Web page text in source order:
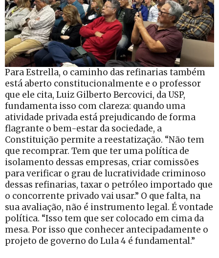
Para Estrella, o caminho das refinarias também
está aberto constitucionalmente e o professor
que ele cita, Luiz Gilberto Bercovici, da USP,
fundamenta isso com clareza: quando uma
atividade privada está prejudicando de forma
flagrante o bem-estar da sociedade, a
Constituição permite a reestatização. “Não tem
que recomprar. Tem que ter uma política de
isolamento dessas empresas, criar comissões
para verificar o grau de lucratividade criminoso
dessas refinarias, taxar o petróleo importado que
o concorrente privado vai usar.” O que falta, na
sua avaliação, não é instrumento legal. É vontade
política. “Isso tem que ser colocado em cima da
mesa. Por isso que conhecer antecipadamente o
projeto de governo do Lula 4 é fundamental.”